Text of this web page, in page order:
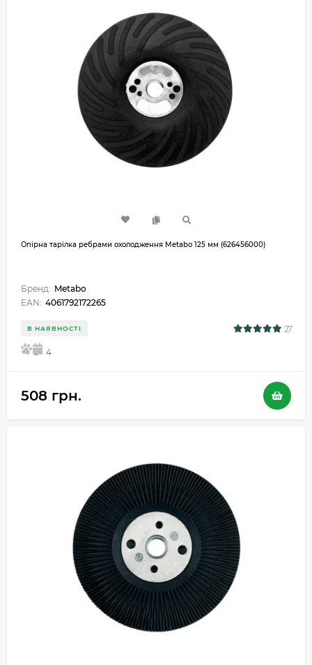
Опірна тарілка ребрами охолодження Metabo 125 мм (626456000)
Бренд: Metabo
EAN: 4061792172265
В НАЯВНОСТІ 27
5 4
508 грн.